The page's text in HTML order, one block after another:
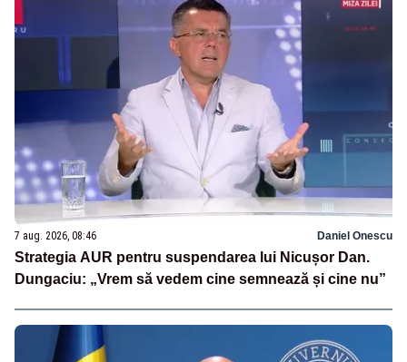
7 aug. 2026, 08:46 Daniel Onescu
Strategia AUR pentru suspendarea lui Nicușor Dan.
Dungaciu: „Vrem să vedem cine semnează și cine nu”